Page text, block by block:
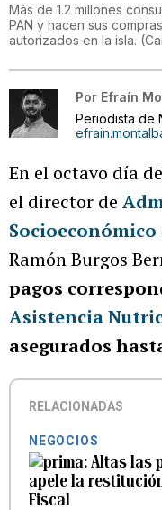
Más de 1.2 millones
PAN y hacen sus
autorizados en la isla. (
Por Efraín
Periodista de
En el octavo día
el director de
Ramón Burgos
pagos
Asistencia
asegurados
RELACIONADAS
NEGOCIOS
Altas las
apele la
Fiscal